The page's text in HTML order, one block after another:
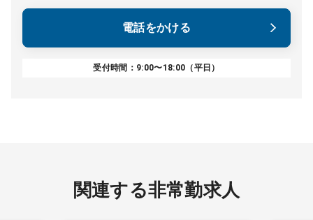
電話をかける
受付時間：9:00〜18:00（平日）
関連する非常勤求人